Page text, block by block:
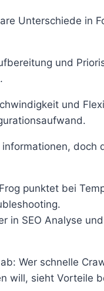
Unterschiede in
und
und
doch
punktet bei
in SEO Analyse
Wer schnelle
will, sieht Vorteile